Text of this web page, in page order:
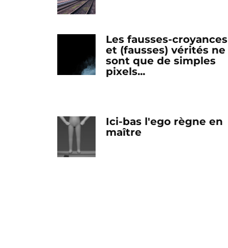
Les fausses-croyances
et (fausses) vérités ne
sont que de simples
pixels...
Ici-bas l'ego règne en
maître